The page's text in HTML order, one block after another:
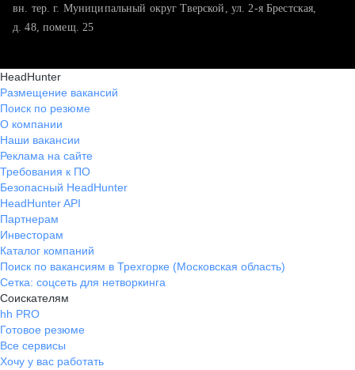
вн. тер. г. Муниципальный округ Тверской, ул. 2-я Брестская,
д. 48, помещ. 25
HeadHunter
Размещение вакансий
Поиск по резюме
О компании
Наши вакансии
Реклама на сайте
Требования к ПО
Безопасный HeadHunter
HeadHunter API
Партнерам
Инвесторам
Каталог компаний
Поиск по вакансиям в Трехгорке (Московская область)
Сетка: соцсеть для нетворкинга
Соискателям
hh PRO
Готовое резюме
Все сервисы
Хочу у вас работать